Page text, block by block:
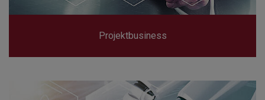
Projektbusiness